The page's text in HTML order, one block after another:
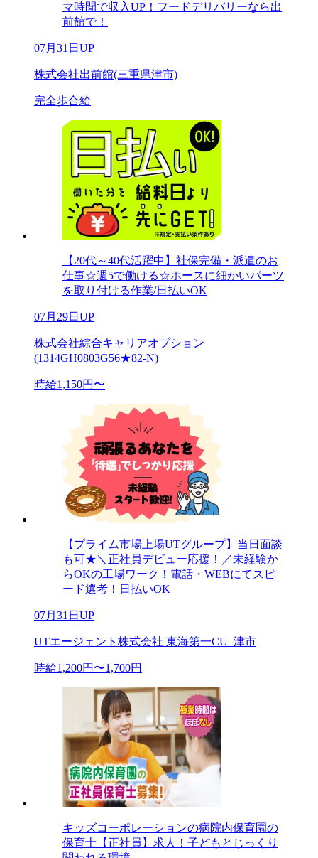
マ時間で収入UP！フードデリバリーなら出
前館で！
07月31日UP
株式会社出前館(三重県津市)
完全歩合給
【20代～40代活躍中】社保完備・派遣のお
仕事☆週5で働ける☆ホースに細かいパーツ
を取り付ける作業/日払いOK
07月29日UP
株式会社綜合キャリアオプション
(1314GH0803G56★82-N)
時給1,150円〜
【プライム市場上場UTグループ】当日面談
も可★＼正社員デビュー応援！／未経験か
らOKの工場ワーク！電話・WEBにてスピ
ード選考！日払いOK
07月31日UP
UTエージェント株式会社 東海第一CU_津市
時給1,200円〜1,700円
キッズコーポレーションの病院内保育園の
保育士【正社員】求人！子どもとじっくり